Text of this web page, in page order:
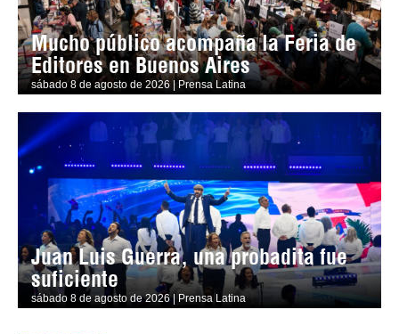
Mucho público acompaña la Feria de
Editores en Buenos Aires
sábado 8 de agosto de 2026 | Prensa Latina
Juan Luis Guerra, una probadita fue
suficiente
sábado 8 de agosto de 2026 | Prensa Latina